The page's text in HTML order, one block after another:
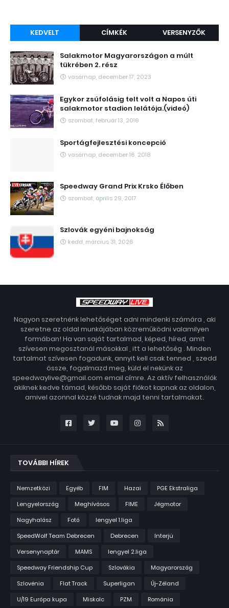
KEDVELT CÍMKÉK VERSENYZŐK
Salakmotor Magyarországon a múlt
tükrében 2. rész
vasárnap, december 17, 2023
Egykor zsúfolásig telt volt a Napos úti
salakmotor stadion lelátója.(videó)
szombat, február 13, 2016
Sportágfejlesztési koncepció
vasárnap, december 16, 2018
Speedway Grand Prix Krsko Élőben
szombat, április 29, 2017
Szlovák egyéni bajnokság
kedd, március 31, 2026
Nagyon szeretnénk lehetőséget adni mindenki számára , aki
szeretne az oldal munkájában közreműködni valamilyen
formában! Ha van saját tartalmad, képed, híred, amit
szívesen megosztanál másokkal , itt a lehetőség . Minden
tartalmat szívesen fogadunk, annyit kell csak tenned , szedd
össze, fogalmazd meg, küld el nekünk az
speedwaylive@gmail.com email címre. Az aktív felhasználók
akiknek kedve támad, később saját fiókot kapnak az oldalon,
amivel azonnal közzé tudnak majd tenni tartalmakat.
TOVÁBBI HÍREK
Nemzetközi Egyéb FIM Hazai
PGE Ekstraliga
Lengyelország
Meghívásos FIME
Jégmotor
Nagyhalász
Fotó
lengyel 1.liga
SpeedWolf Team Debrecen
Debrecen
Interjú
Versenynaptár
MAMS
lengyel 2.liga
Speedway Friendship Cup
Szlovákia
Magyarország
Szlovénia
Flat Track Superligan
Új-Zéland
U/19 Európa kupa
Miskolc PZM
Románia